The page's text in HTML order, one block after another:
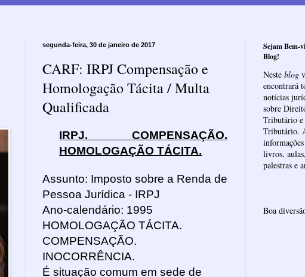
segunda-feira, 30 de janeiro de 2017
CARF: IRPJ Compensação e
Homologação Tácita / Multa
Qualificada
IRPJ. COMPENSAÇÃO.
HOMOLOGAÇÃO TÁCITA.
Assunto: Imposto sobre a Renda de
Pessoa Jurídica - IRPJ
Ano-calendário: 1995
HOMOLOGAÇÃO TÁCITA.
COMPENSAÇÃO.
INOCORRÊNCIA.
É situação comum em sede de
Sejam Bem-
Blog!
Neste blog
encontrará
notícias
sobre
Tributário e
Tributário.
livros, aulas,
palestras e
Boa